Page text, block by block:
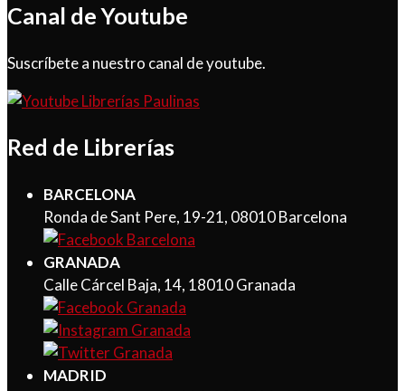
Canal de Youtube
Suscríbete a nuestro canal de youtube.
Red de Librerías
BARCELONA
Ronda de Sant Pere, 19-21, 08010 Barcelona
GRANADA
Calle Cárcel Baja, 14, 18010 Granada
MADRID